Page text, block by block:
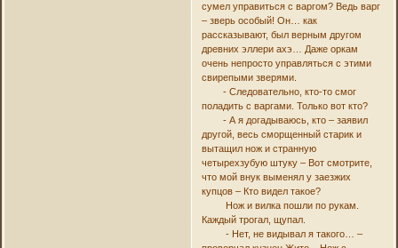
сумел управиться с варгом? Ведь варг
– зверь особый! Он… как
рассказывают, был верным другом
древних эллери ахэ… Даже оркам
очень непросто управляться с этими
свирепыми зверями.
- Следовательно, кто-то смог
поладить с варгами. Только вот кто?
- А я догадываюсь, кто – заявил
другой, весь сморщенный старик и
вытащил нож и странную
четырехзубую штуку – Вот смотрите,
что мой внук выменял у заезжих
купцов – Кто видел такое?
Нож и вилка пошли по рукам.
Каждый трогал, щупал.
- Нет, не видывал я такого… –